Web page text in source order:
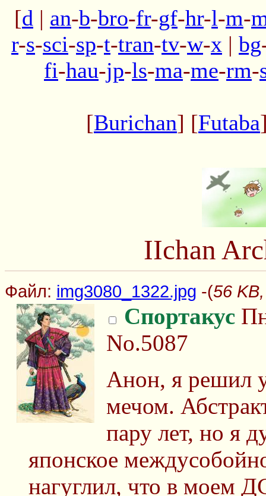
[d | an-b-bro-fr-gf-hr-l-m-
r-s-sci-sp-t-tran-tv-w-x | bg
fi-hau-jp-ls-ma-me-rm-
[Burichan] [Futaba
IIchan
Файл: img3080_1322.jpg -(56
Спортакус
No.5087
Анон, я решил
мечом.
пару лет, но я
японское
нагуглил, что в моем